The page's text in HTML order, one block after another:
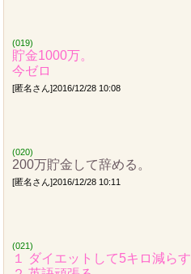
(019)
貯金1000万。
今ゼロ
[匿名さん]2016/12/28 10:08
(020)
200万貯金して辞める。
[匿名さん]2016/12/28 10:11
(021)
１ ダイエットして5キロ減らす